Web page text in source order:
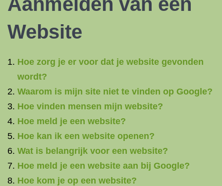
Website
Hoe zorg je er voor dat je website gevonden
wordt?
Waarom is mijn site niet te vinden op Google?
Hoe vinden mensen mijn website?
Hoe meld je een website?
Hoe kan ik een website openen?
Wat is belangrijk voor een website?
Hoe meld je een website aan bij Google?
Hoe kom je op een website?